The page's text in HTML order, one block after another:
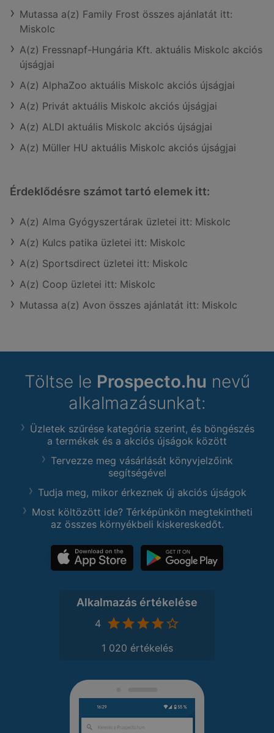
Mutassa a(z) Family Frost összes ajánlatát itt:
Miskolc
A(z) Fressnapf-Hungária Kft. aktuális Miskolc akciós
újságjai
A(z) AlphaZoo aktuális Miskolc akciós újságjai
A(z) Privát aktuális Miskolc akciós újságjai
A(z) ALDI aktuális Miskolc akciós újságjai
A(z) Müller HU aktuális Miskolc akciós újságjai
Érdeklődésre számot tartó elemek itt:
A(z) Alma Gyógyszertárak üzletei itt: Miskolc
A(z) Kulcs patika üzletei itt: Miskolc
A(z) Sportsdirect üzletei itt: Miskolc
A(z) Coop üzletei itt: Miskolc
Mutassa a(z) Avon összes ajánlatát itt: Miskolc
Töltse le Prospecto.hu nevű
alkalmazásunkat:
Üzletek szűrése kategória szerint, és böngészés
a termékek és a akciós újságok között
Tervezze meg vásárlását könyvjelzőink
segítségével
Tudja meg, mikor érkeznek új akciós újságok
Most költözött ide? Térképünkön megtekintheti
az összes környékbeli kiskereskedőt.
Alkalmazás értékelése
4
1 020 értékelés